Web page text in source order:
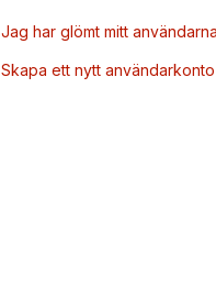
Jag har glömt mitt
Skapa ett nytt användarkonto